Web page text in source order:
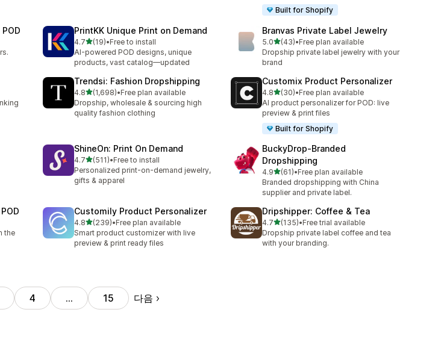
Built for Shopify
PrintKK Unique Print on Demand
4.7별 5개 중
(19)
총 리뷰 19개
•Free to install
AI-powered POD designs, unique
products, vast catalog—updated
Branvas Private Label Jewelry
5.0별 5개 중
(43)
총 리뷰 43개
•Free plan available
Dropship private label jewelry with your
brand
Trendsi: Fashion Dropshipping
4.8별 5개 중
(1,698)
총 리뷰 1698개
•Free plan available
Dropship, wholesale & sourcing high
quality fashion clothing
Customix Product Personalizer
4.8별 5개 중
(30)
총 리뷰 30개
•Free plan available
AI product personalizer for POD: live
preview & print files
Built for Shopify
ShineOn: Print On Demand
4.7별 5개 중
(511)
총 리뷰 511개
•Free to install
Personalized print-on-demand jewelry,
gifts & apparel
BuckyDrop‑Branded
Dropshipping
4.9별 5개 중
(61)
총 리뷰 61개
•Free plan available
Branded dropshipping with China
supplier and private label.
the
Customily Product Personalizer
4.8별 5개 중
(239)
총 리뷰 239개
•Free plan available
Smart product customizer with live
preview & print ready files
Dripshipper: Coffee & Tea
4.7별 5개 중
(135)
총 리뷰 135개
•Free trial available
Dropship private label coffee and tea
with your branding.
4 … 15 다음